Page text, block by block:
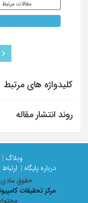
مقالات مرتبط
کلیدواژه های مرتبط
روند انتشار مقاله
وبلاگ |
درباره پایگاه |
ارتباط
حقوق مادی
مرکز تحقیقات